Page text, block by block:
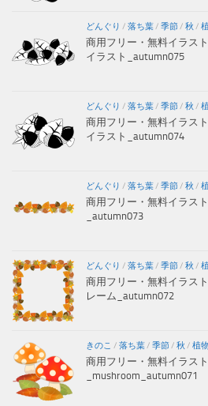
どんぐり / 落ち葉/ 季節/ 秋 /
商用フリー・無料イラス
イラスト_autumn075
どんぐり / 落ち葉/ 季節/ 秋 /
商用フリー・無料イラス
イラスト_autumn074
どんぐり / 落ち葉/ 季節/ 秋 /
商用フリー・無料イラス
_autumn073
どんぐり / 落ち葉/ 季節/ 秋 /
商用フリー・無料イラス
レーム_autumn072
きのこ / 落ち葉/ 季節/ 秋 / 植
商用フリー・無料イラス
_mushroom_autumn071